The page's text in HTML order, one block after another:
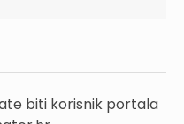
biti korisnik portala